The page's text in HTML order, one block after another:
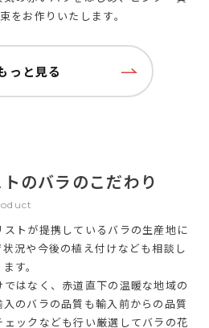
をお作りいたします。
っと見る
のバラのこだわり
トが提携しているバラの生産地に
況や今後の植え付けなども相談し
す。
はなく、赤道直下の温暖な地域の
のバラの品質も輸入前からの品質
ックなども行い厳選してバラの花